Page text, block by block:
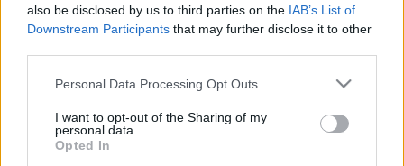
also be disclosed by us to third parties on the IAB’s List of
Downstream Participants that may further disclose it to other
Please note that this website/app uses one or more Google
not limited to your visit or usage behaviour. You may click to
grant or deny consent to Google and its third-party tags to
use your data for below specified purposes in below Google
Personal Data Processing Opt Outs
I want to opt-out of the Sharing of my
personal data.
Opted In
Meteogyógyász
Meteogyógyász